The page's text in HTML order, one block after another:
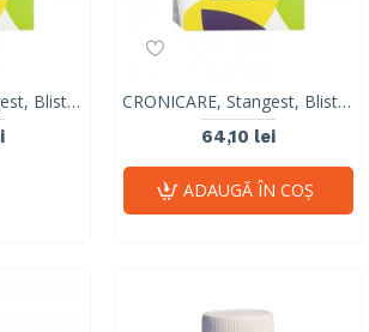
CRONICARE, Stangest, Blister 8 tabs CRONICARE, Stangest, Blister 10 tabs
64,10 lei
ADAUGĂ ÎN COŞ